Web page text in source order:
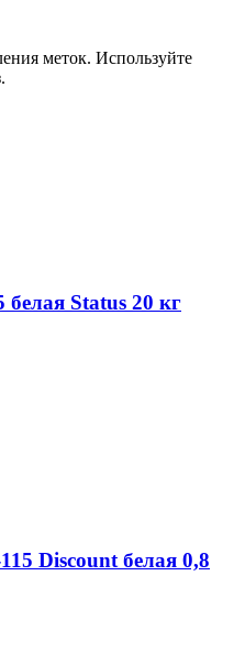
меток. Используйте
Status 20 кг
Discount белая 0,8